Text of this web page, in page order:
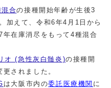
混合の接種開始年齢が生後3
加えて、令和6年4月1日から
在庫消尽をもって4種混合
オ (急性灰白髄炎)の接種開
されました。
は大阪市内の委託医療機関 に